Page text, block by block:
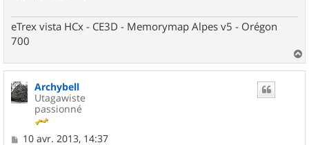
eTrex vista HCx - CE3D - Memorymap Alpes v5 - Orégon
700
a
Archybell
Utagawiste
passionné
M10 avr. 2013, 14:37